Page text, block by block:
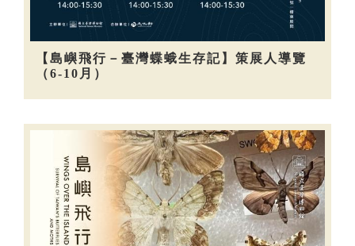
【島嶼飛行－臺灣蝶蛾生存記】策展人導覽
（6-10月）